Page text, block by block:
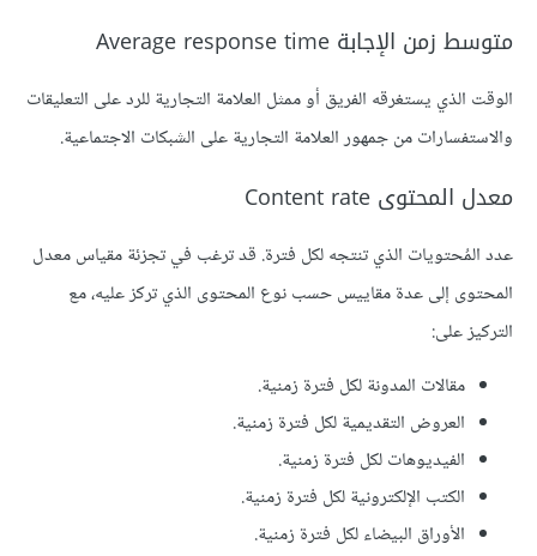
متوسط زمن الإجابة Average response time
الوقت الذي يستغرقه الفريق أو ممثل العلامة التجارية للرد على التعليقات
والاستفسارات من جمهور العلامة التجارية على الشبكات الاجتماعية.
معدل المحتوى Content rate
عدد المُحتويات الذي تنتجه لكل فترة. قد ترغب في تجزئة مقياس معدل
المحتوى إلى عدة مقاييس حسب نوع المحتوى الذي تركز عليه، مع
التركيز على:
مقالات المدونة لكل فترة زمنية.
العروض التقديمية لكل فترة زمنية.
الفيديوهات لكل فترة زمنية.
الكتب الإلكترونية لكل فترة زمنية.
الأوراق البيضاء لكل فترة زمنية.